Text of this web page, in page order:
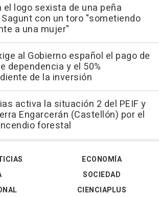
el logo sexista de una peña
con un toro "sometiendo
a una mujer"
al Gobierno español el pago de
dependencia y el 50%
de la inversión
activa la situación 2 del PEIF y
Engarcerán (Castellón) por el
forestal
ECONOMÍA
SOCIEDAD
CIENCIAPLUS